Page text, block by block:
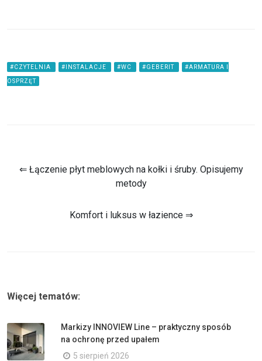
#CZYTELNIA #INSTALACJE #WC #GEBERIT #ARMATURA I
OSPRZĘT
⇐ Łączenie płyt meblowych na kołki i śruby. Opisujemy
metody
Komfort i luksus w łazience ⇒
Więcej tematów:
Markizy INNOVIEW Line – praktyczny sposób
na ochronę przed upałem
5 sierpień 2026